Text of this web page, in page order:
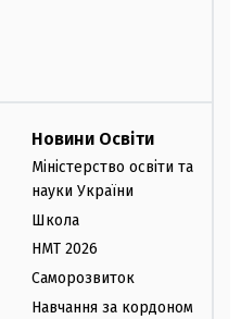
Новини Освіти
Міністерство освіти та
науки України
Школа
НМТ 2026
Саморозвиток
Навчання за кордоном